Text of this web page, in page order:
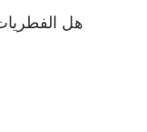
هل